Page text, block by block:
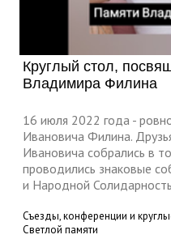
Круглый стол,
Владимира Филина
16 июля 2022 года -
Ивановича Филина.
Ивановича собрались в
проводились знаковые
и Народной
Съезды, конференции и
Светлой памяти